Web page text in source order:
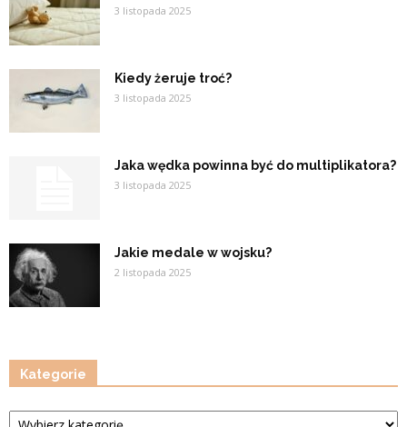
3 listopada 2025
Kiedy żeruje troć?
3 listopada 2025
Jaka wędka powinna być do multiplikatora?
3 listopada 2025
Jakie medale w wojsku?
2 listopada 2025
Kategorie
Kategorie